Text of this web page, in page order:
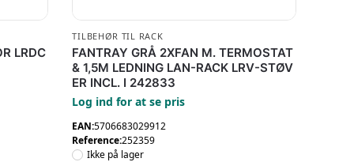
LRDC
TILBEHØR TIL RACK
FANTRAY GRÅ 2XFAN M. TERMOSTAT
& 1,5M LEDNING LAN-RACK LRV-STØV
ER INCL. I 242833
Log ind for at se pris
EAN:5706683029912
Reference:252359
Ikke på lager